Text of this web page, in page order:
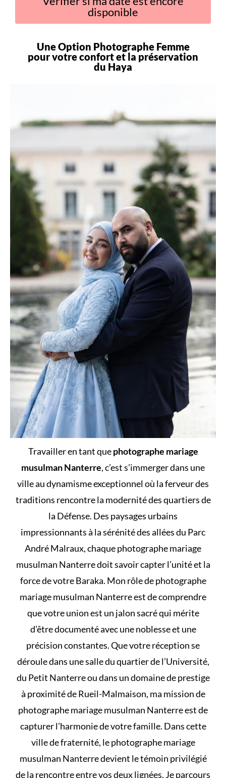
disponible
Une Option Photographe Femme
pour votreconfortet la préservation
du Haya
Travailler en tant quephotographe mariage
musulman Nanterre, c’est s’immerger dans une
ville au dynamisme exceptionnel où la ferveur des
traditions rencontre la modernité des quartiers de
la Défense. Des paysages urbains
impressionnants à la sérénité des allées du Parc
André Malraux, chaque photographe mariage
musulman Nanterre doit savoir capter l’unité et la
force de votre Baraka. Mon rôle de photographe
mariage musulman Nanterre est de comprendre
que votre union est un jalon sacré qui mérite
d’être documenté avec une noblesse et une
précision constantes. Que votre réception se
déroule dans une salle du quartier de l’Université,
du Petit Nanterre ou dans un domaine de prestige
à proximité de Rueil-Malmaison, ma mission de
photographe mariage musulman Nanterre est de
capturer l’harmonie de votre famille. Dans cette
ville de fraternité, le photographe mariage
musulman Nanterre devient le témoin privilégié
de la rencontre entre vos deux lignées. Je parcours